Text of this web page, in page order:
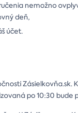
nemožno
deň,
účet.
po 10:30 bude